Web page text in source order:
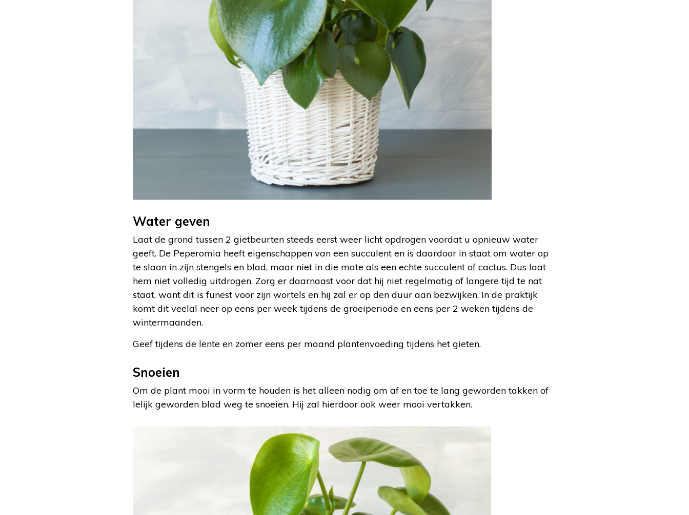
Water geven
Laat de grond tussen 2 gietbeurten steeds eerst weer licht opdrogen voordat u opnieuw water
geeft. De Peperomia heeft eigenschappen van een succulent en is daardoor in staat om water op
te slaan in zijn stengels en blad, maar niet in die mate als een echte succulent of cactus. Dus laat
hem niet volledig uitdrogen. Zorg er daarnaast voor dat hij niet regelmatig of langere tijd te nat
staat, want dit is funest voor zijn wortels en hij zal er op den duur aan bezwijken. In de praktijk
komt dit veelal neer op eens per week tijdens de groeiperiode en eens per 2 weken tijdens de
wintermaanden.
Geef tijdens de lente en zomer eens per maand plantenvoeding tijdens het gieten.
Snoeien
Om de plant mooi in vorm te houden is het alleen nodig om af en toe te lang geworden takken of
lelijk geworden blad weg te snoeien. Hij zal hierdoor ook weer mooi vertakken.